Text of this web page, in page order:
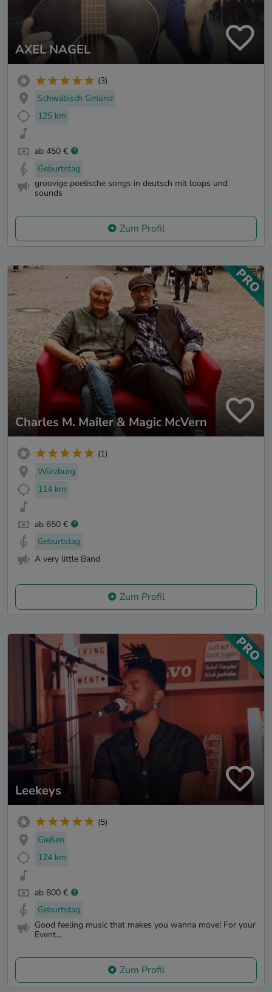
AXEL NAGEL
(3)
Schwäbisch Gmünd
125 km
ab 450 €
Geburtstag
groovige poetische songs in deutsch mit loops und
sounds
Zum Profil
Charles M. Mailer & Magic McVern
(1)
Würzburg
114 km
ab 650 €
Geburtstag
A very little Band
Zum Profil
Leekeys
(5)
Gießen
124 km
ab 800 €
Geburtstag
Good feeling music that makes you wanna move! For your
Event...
Zum Profil